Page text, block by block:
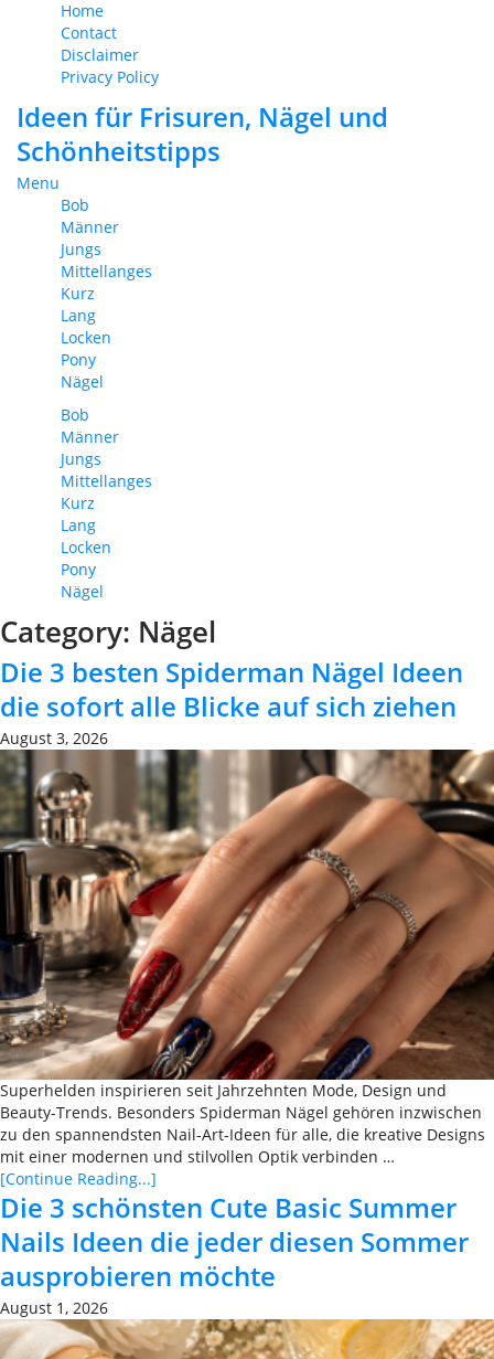
Home
Contact
Disclaimer
Privacy Policy
Ideen für Frisuren, Nägel und
Schönheitstipps
Menu
Bob
Männer
Jungs
Mittellanges
Kurz
Lang
Locken
Pony
Nägel
Bob
Männer
Jungs
Mittellanges
Kurz
Lang
Locken
Pony
Nägel
Category: Nägel
Die 3 besten Spiderman Nägel Ideen
die sofort alle Blicke auf sich ziehen
August 3, 2026
Superhelden inspirieren seit Jahrzehnten Mode, Design und
Beauty-Trends. Besonders Spiderman Nägel gehören inzwischen
zu den spannendsten Nail-Art-Ideen für alle, die kreative Designs
mit einer modernen und stilvollen Optik verbinden …
[Continue Reading...]
Die 3 schönsten Cute Basic Summer
Nails Ideen die jeder diesen Sommer
ausprobieren möchte
August 1, 2026